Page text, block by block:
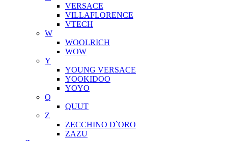
VERSACE
VILLAFLORENCE
VTECH
W
WOOLRICH
WOW
Y
YOUNG VERSACE
YOOKIDOO
YOYO
Q
QUUT
Z
ZECCHINO D`ORO
ZAZU